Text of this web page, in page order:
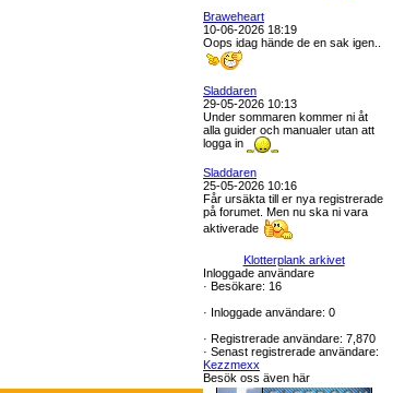
Braweheart
10-06-2026 18:19
Oops idag hände de en sak igen..
Sladdaren
29-05-2026 10:13
Under sommaren kommer ni åt
alla guider och manualer utan att
logga in
Sladdaren
25-05-2026 10:16
Får ursäkta till er nya registrerade
på forumet. Men nu ska ni vara
aktiverade
Klotterplank arkivet
Inloggade användare
· Besökare: 16
· Inloggade användare: 0
· Registrerade användare: 7,870
· Senast registrerade användare:
Kezzmexx
Besök oss även här